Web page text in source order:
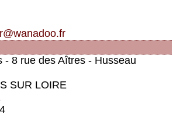
- 8 rue des Aîtres - Husseau
SUR LOIRE